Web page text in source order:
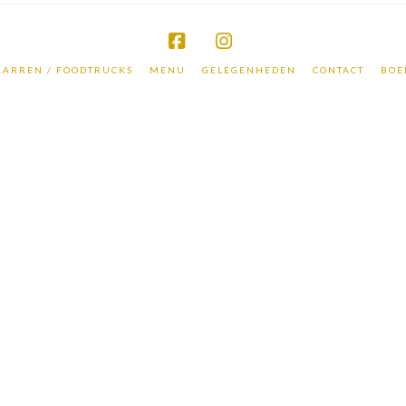
/ FOODTRUCKS MENU GELEGENHEDEN CONTACT